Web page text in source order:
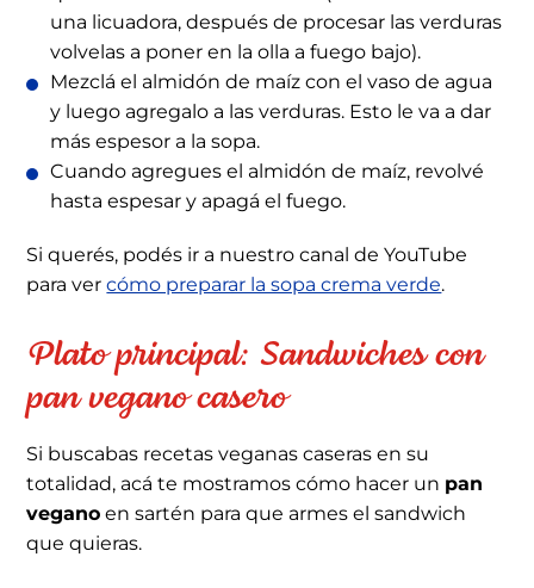
una licuadora, después de procesar las verduras
volvelas a poner en la olla a fuego bajo).
Mezclá el almidón de maíz con el vaso de agua
y luego agregalo a las verduras. Esto le va a dar
más espesor a la sopa.
Cuando agregues el almidón de maíz, revolvé
hasta espesar y apagá el fuego.
Si querés, podés ir a nuestro canal de YouTube
para vercómo preparar la sopa crema verde.
Plato principal: Sandwiches con
pan vegano casero
Si buscabas recetas veganas caseras en su
totalidad, acá te mostramos cómo hacer un pan
vegano en sartén para que armes el sandwich
que quieras.